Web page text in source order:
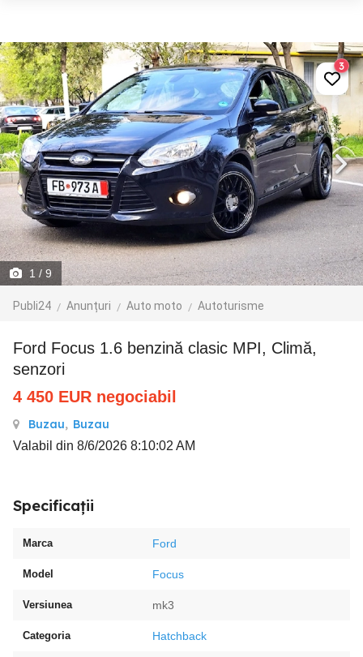
1 / 9
Publi24 Anunțuri Auto moto Autoturisme
3
Ford Focus 1.6 benzină clasic MPI, Climă,
senzori
4 450 EUR negociabil
Buzau, Buzau
Valabil din 8/6/2026 8:10:02 AM
Specificații
Marca Ford
Model Focus
Versiunea mk3
Categoria Hatchback